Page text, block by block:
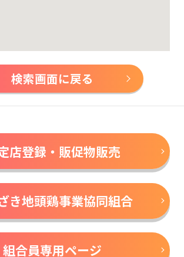
検索画面に戻る
店登録・販促物販売
き地頭鶏事業協同組合
組合員専用ページ